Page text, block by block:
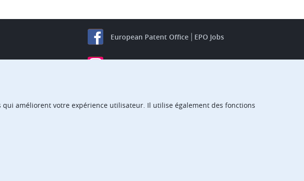
European Patent Office EPO Jobs
EPO Procurement
améliorent votre expérience utilisateur. Il utilise également des fonctions